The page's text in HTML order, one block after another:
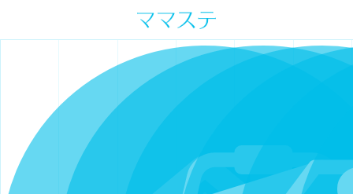
ママの才能発信します。 手づくり
表現ステージ ママステ スキル・セ
ンスを表現したいママが集まって
ます。